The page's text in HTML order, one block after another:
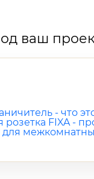
ваш
- что
розетка FIXA -
для